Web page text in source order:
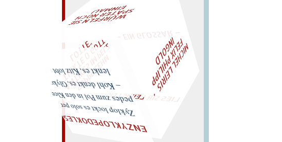
„
S
U
P
P
E
L
E
H
M
A
N
T
I
K
E
S
I
M
P
E
L
Z
T
I
C
K
T
E
O
G
OT
T
L
O
T
T
E
"
ENZYKLOPEDOKLES
Zyklop lockt es solo per
pedes zum Pol in den Klee.
– Kohl denkt es, Glykol lenkt es, Kitz lobt es. M
I
C
H
E
L
L
E
I
R
I
S
・
F
E
L
I
X
P
H
I
L
I
P
P
I
N
G
O
L
D
– EIN GLOSSAR –
LIES SIR LEIRIS LEIS
W
ÜRFELN SIE
SPÄTER NOCH
EIN
M
A
L!